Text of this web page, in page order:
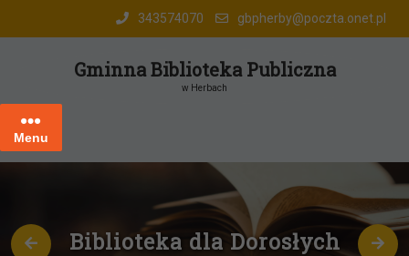
343574070 gbpherby@poczta.onet.pl
Gminna Biblioteka Publiczna
w Herbach
Menu
Biblioteka dla Dorosłych